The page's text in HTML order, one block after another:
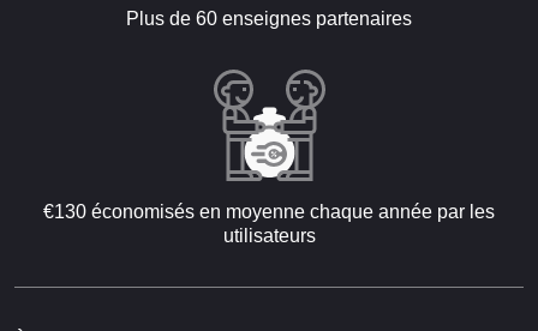
Plus de 60 enseignes partenaires
€130 économisés en moyenne chaque année par les
utilisateurs